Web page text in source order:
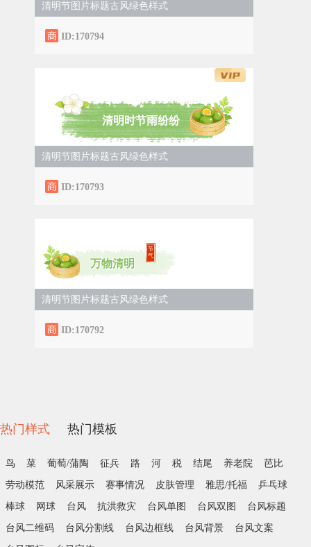
清明节图片标题古风绿色样式
ID:170794
清明时节雨纷纷
清明节图片标题古风绿色样式
ID:170793
节
气
万物清明
清明节图片标题古风绿色样式
ID:170792
热门样式 热门模板
鸟 菜 葡萄/蒲陶 征兵 路 河 税 结尾 养老院 芭比
劳动模范 风采展示 赛事情况 皮肤管理 雅思/托福 乒乓球
棒球 网球 台风 抗洪救灾 台风单图 台风双图 台风标题
台风二维码 台风分割线 台风边框线 台风背景 台风文案